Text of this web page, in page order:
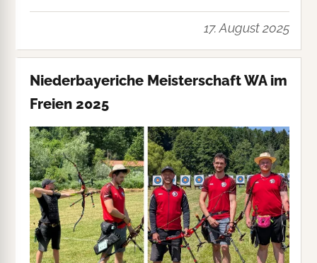
17. August 2025
Niederbayeriche Meisterschaft WA im
Freien 2025